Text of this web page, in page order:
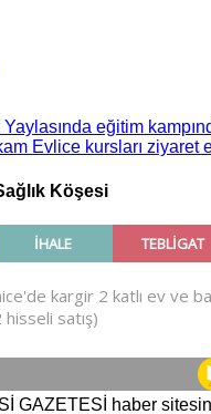
eğitim
Evlice kursları ziyaret
Köşesi
GAZETESİ haber